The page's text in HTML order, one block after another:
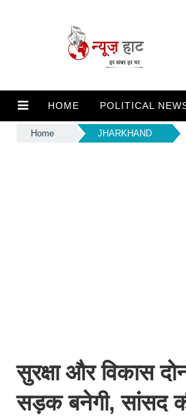
HOME POLITICAL
Home JHARKHAND
सुरक्षा और विकास
सड़क बनेगी, सांसद